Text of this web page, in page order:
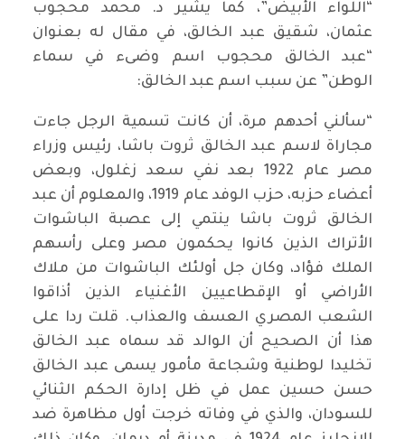
“اللواء الأبيض”، كما يشير د. محمد محجوب
عثمان، شقيق عبد الخالق، في مقال له بعنوان
“عبد الخالق محجوب اسم وضىء في سماء
الوطن” عن سبب اسم عبد الخالق:
“سألني أحدهم مرة، أن كانت تسمية الرجل جاءت
مجاراة لاسم عبد الخالق ثروت باشا، رئيس وزراء
مصر عام 1922 بعد نفي سعد زغلول، وبعض
أعضاء حزبه، حزب الوفد عام 1919، والمعلوم أن عبد
الخالق ثروت باشا ينتمي إلى عصبة الباشوات
الأتراك الذين كانوا يحكمون مصر وعلى رأسهم
الملك فؤاد، وكان جل أولئك الباشوات من ملاك
الأراضي أو الإقطاعيين الأغنياء الذين أذاقوا
الشعب المصري العسف والعذاب. قلت ردا على
هذا أن الصحيح أن الوالد قد سماه عبد الخالق
تخليدا لوطنية وشجاعة مأمور يسمى عبد الخالق
حسن حسين عمل في ظل إدارة الحكم الثنائي
للسودان، والذي في وفاته خرجت أول مظاهرة ضد